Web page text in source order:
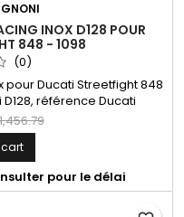
INOX D128 POUR
848 - 1098
(0)
pour Ducati Streetfight 848
référence Ducati
Termignoni D106
Livré sans filtre à air et
ECU nous contacter).
pour le délai